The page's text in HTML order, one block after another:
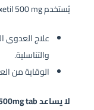
يُستخدم cefutil cefuroxime axetil 500 mg في:
علاج العدوى
والتناسلية.
الوقاية من
لا يساعد cefutil 500mg tab أو التركيز الآخر على علاج الأمراض الفيروسية المنقولة جنسيًا.